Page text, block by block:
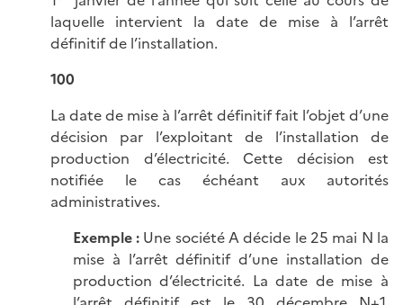
laquelle intervient la date de mise à l’arrêt
définitif de l’installation.
100
La date de mise à l’arrêt définitif fait l’objet d’une
décision par l’exploitant de l’installation de
production d’électricité. Cette décision est
notifiée le cas échéant aux autorités
administratives.
Exemple: Une société A décide le 25 mai N la
mise à l’arrêt définitif d’une installation de
production d’électricité. La date de mise à